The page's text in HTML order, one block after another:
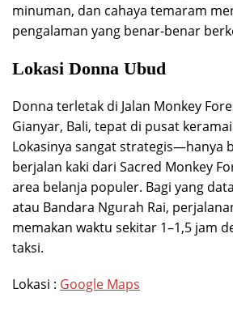
minuman, dan cahaya temaram
pengalaman yang benar-benar
Lokasi Donna Ubud
Donna terletak di Jalan Monkey
Gianyar, Bali, tepat di pusat
Lokasinya sangat strategis—hanya
berjalan kaki dari Sacred Monkey
area belanja populer. Bagi yang
atau Bandara Ngurah Rai,
memakan waktu sekitar 1–1,5 jam
taksi.
Lokasi : Google Maps